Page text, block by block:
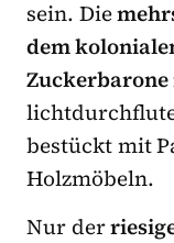
sein. Die
dem
bestückt mit
Holzmöbeln.
Nur der